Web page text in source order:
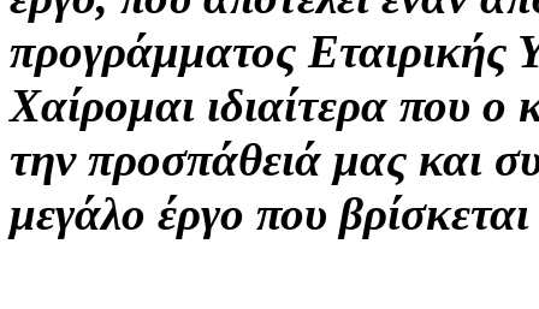
προγράμματος
Χαίρομαι ιδιαίτερα που ο
την προσπάθειά μας και
μεγάλο έργο που